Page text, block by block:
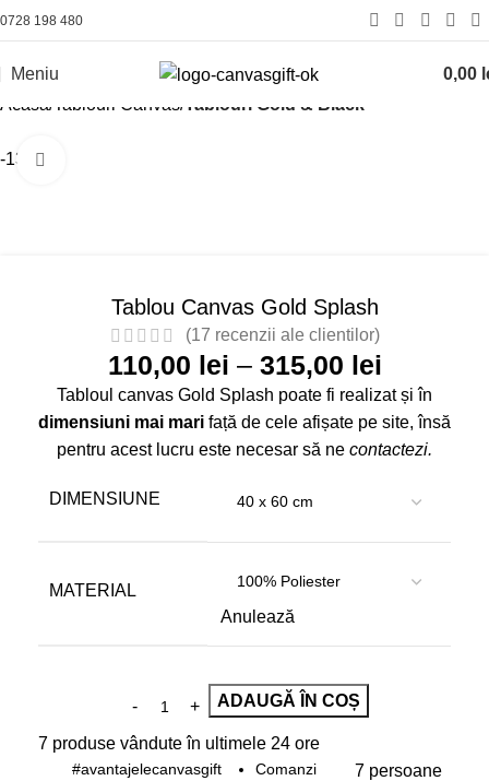
0728 198 480
Meniu 0,00
Acasă Tablouri Canvas Tablouri Gold & Black
-13%
Tablou Canvas Gold Splash
(17 recenzii ale clientilor)
110,00 lei – 315,00 lei
Tabloul canvas Gold Splash poate fi realizat și în
dimensiuni mai mari față de cele afișate pe site, însă
pentru acest lucru este necesar să ne contactezi.
DIMENSIUNE
MATERIAL
Anulează
ADAUGĂ ÎN COȘ
7 produse vândute în ultimele 24 ore
#avantajelecanvasgift
Comanzi
7 persoane